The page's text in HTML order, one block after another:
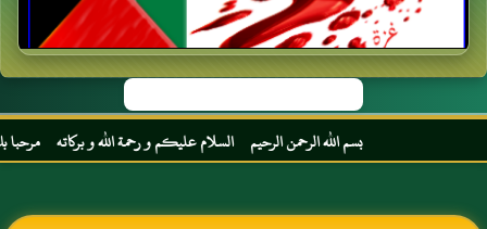
بسم الله الرحمن الرحيم السلام عليكم و رحمة الله و بركاته مرحبا بك